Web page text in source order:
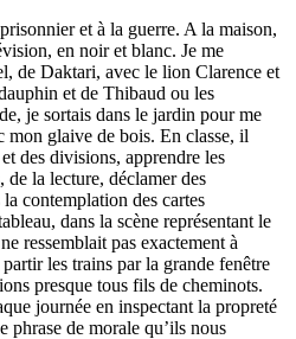
et à la guerre. A la maison,
en noir et blanc. Je me
de Daktari, avec le lion Clarence et
et de Thibaud ou les
je sortais dans le jardin pour me
mon glaive de bois. En classe, il
des divisions, apprendre les
de la lecture, déclamer des
contemplation des cartes
dans la scène représentant le
ressemblait pas exactement à
les trains par la grande fenêtre
presque tous fils de cheminots.
journée en inspectant la propreté
phrase de morale qu’ils nous